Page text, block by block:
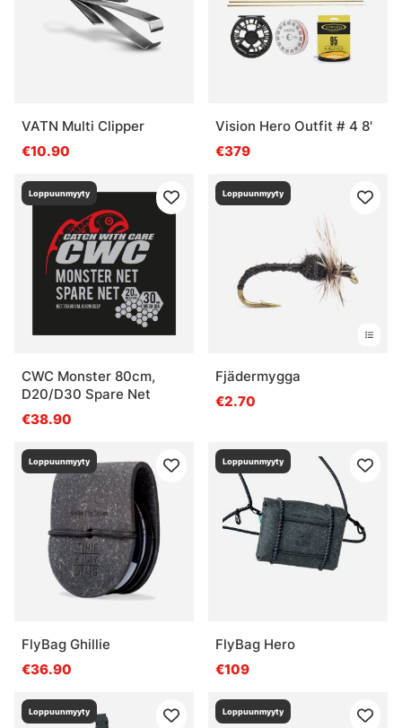
VATN Multi Clipper
€10.90
Vision Hero Outfit # 4 8'
€379
Loppuunmyyty
CWC Monster 80cm,
D20/D30 Spare Net
€38.90
Loppuunmyyty
Fjädermygga
€2.70
Loppuunmyyty
FlyBag Ghillie
€36.90
Loppuunmyyty
FlyBag Hero
€109
Loppuunmyyty Loppuunmyyty